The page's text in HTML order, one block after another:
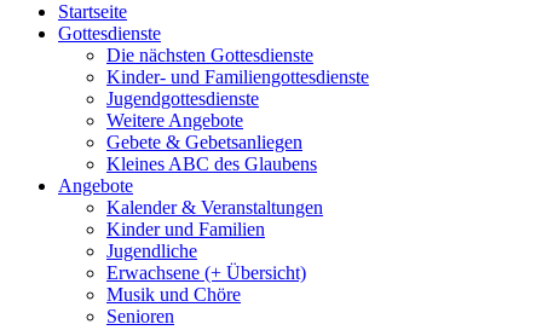
Startseite
Gottesdienste
Die nächsten Gottesdienste
Kinder- und Familiengottesdienste
Jugendgottesdienste
Weitere Angebote
Gebete & Gebetsanliegen
Kleines ABC des Glaubens
Angebote
Kalender & Veranstaltungen
Kinder und Familien
Jugendliche
Erwachsene (+ Übersicht)
Musik und Chöre
Senioren